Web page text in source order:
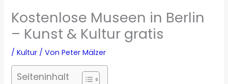
Kostenlose Museen in Berlin
– Kunst & Kultur gratis
/Kultur / VonPeter Mälzer
Seiteninhalt